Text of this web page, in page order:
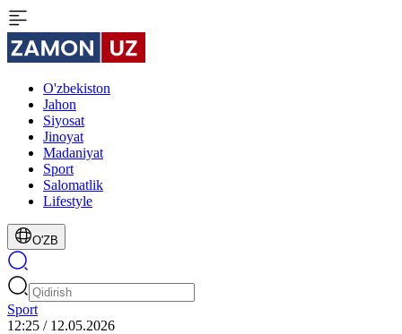
O'zbekiston
Jahon
Siyosat
Jinoyat
Madaniyat
Sport
Salomatlik
Lifestyle
O'ZB
Sport
12:25 / 12.05.2026